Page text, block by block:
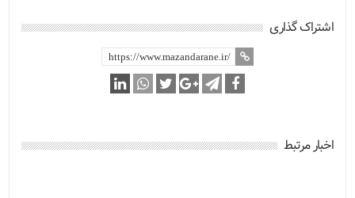
اشتراک گذاری
اخبار مرتبط